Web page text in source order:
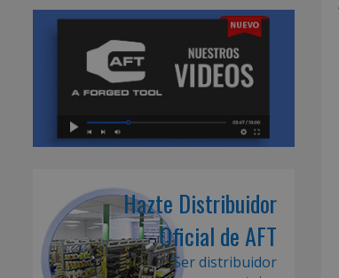
Hazte Distribuidor
Oficial de AFT
Ser distribuidor